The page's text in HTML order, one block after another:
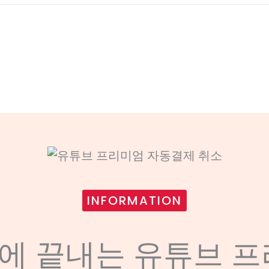
INFORMATION
끝내는 유튜브